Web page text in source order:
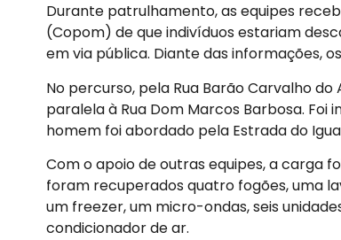
Durante patrulhamento, as equipes
(Copom) de que indivíduos estariam
em via pública. Diante das informações,
No percurso, pela Rua Barão Carvalho
paralela à Rua Dom Marcos Barbosa.
homem foi abordado pela Estrada do
Com o apoio de outras equipes, a carga
foram recuperados quatro fogões, uma
um freezer, um micro-ondas, seis
condicionador de ar.